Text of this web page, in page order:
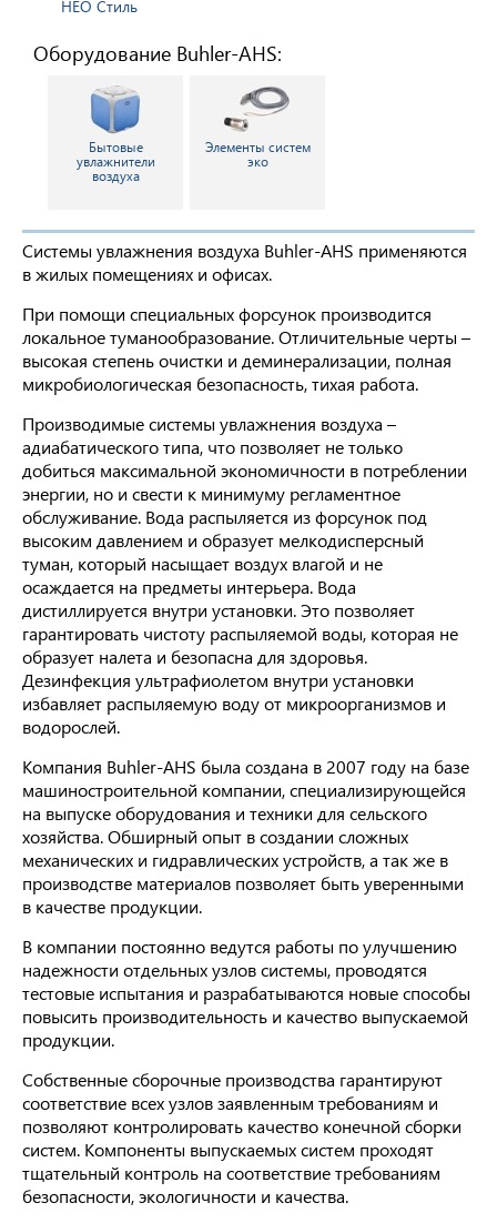
НЕО Стиль
Оборудование Buhler-AHS:
Бытовые
увлажнители
воздуха
Элементы систем
эко
Системы увлажнения воздуха Buhler-AHS применяются
в жилых помещениях и офисах.
При помощи специальных форсунок производится
локальное туманообразование. Отличительные черты –
высокая степень очистки и деминерализации, полная
микробиологическая безопасность, тихая работа.
Производимые системы увлажнения воздуха –
адиабатического типа, что позволяет не только
добиться максимальной экономичности в потреблении
энергии, но и свести к минимуму регламентное
обслуживание. Вода распыляется из форсунок под
высоким давлением и образует мелкодисперсный
туман, который насыщает воздух влагой и не
осаждается на предметы интерьера. Вода
дистиллируется внутри установки. Это позволяет
гарантировать чистоту распыляемой воды, которая не
образует налета и безопасна для здоровья.
Дезинфекция ультрафиолетом внутри установки
избавляет распыляемую воду от микроорганизмов и
водорослей.
Компания Buhler-AHS была создана в 2007 году на базе
машиностроительной компании, специализирующейся
на выпуске оборудования и техники для сельского
хозяйства. Обширный опыт в создании сложных
механических и гидравлических устройств, а так же в
производстве материалов позволяет быть уверенными
в качестве продукции.
В компании постоянно ведутся работы по улучшению
надежности отдельных узлов системы, проводятся
тестовые испытания и разрабатываются новые способы
повысить производительность и качество выпускаемой
продукции.
Собственные сборочные производства гарантируют
соответствие всех узлов заявленным требованиям и
позволяют контролировать качество конечной сборки
систем. Компоненты выпускаемых систем проходят
тщательный контроль на соответствие требованиям
безопасности, экологичности и качества.